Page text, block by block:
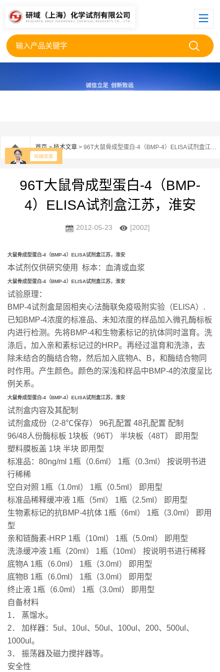
首页>技术文章 > 96T大鼠骨成型蛋白-4（BMP-4）ELISA试剂盒江苏，淮安
96T大鼠骨成型蛋白-4（BMP-
4）ELISA试剂盒江苏，淮安
2012-05-23 [2002]
大鼠骨成型蛋白-4（BMP-4）ELISA试剂盒江苏，淮安
本试剂仅供研究使用 标本：血清或血浆
大鼠骨成型蛋白-4（BMP-4）ELISA试剂盒江苏，淮安
试验原理：
BMP-4试剂盒是固相夹心法酶联免疫吸附实验（ELISA）.
已知BMP-4浓度的标准品、未知浓度的样品加入微孔酶标板
内进行检测。先将BMP-4和生物素标记的抗体同时温育。洗
涤后，加入亲和素标记过的HRP。再经过温育和洗涤，去
除未结合的酶结合物，然后加入底物A、B，和酶结合物同
时作用。产生颜色。颜色的深浅和样品中BMP-4的浓度呈比
例关系。
大鼠骨成型蛋白-4（BMP-4）ELISA试剂盒江苏，淮安
试剂盒内容及其配制
试剂盒成份（2-8℃保存） 96孔配置 48孔配置 配制
96/48人份酶标板 1块板（96T） 半块板（48T） 即用型
塑料膜板盖 1块 半块 即用型
标准品：80ng/ml 1瓶（0.6ml） 1瓶（0.3ml） 按说明书进
行稀稀
空白对照 1瓶（1.0ml） 1瓶（0.5ml） 即用型
标准品稀释缓冲液 1瓶（5ml） 1瓶（2.5ml） 即用型
生物素标记的抗BMP-4抗体 1瓶（6ml） 1瓶（3.0ml） 即用
型
亲和链酶素-HRP 1瓶（10ml） 1瓶（5.0ml） 即用型
洗涤缓冲液 1瓶（20ml） 1瓶（10ml） 按说明书进行稀释
底物A 1瓶（6.0ml） 1瓶（3.0ml） 即用型
底物B 1瓶（6.0ml） 1瓶（3.0ml） 即用型
终止液 1瓶（6.0ml） 1瓶（3.0ml） 即用型
自备材料
1． 蒸馏水。
2． 加样器：5ul、10ul、50ul、100ul、200、500ul、
1000ul。
3． 振荡器及磁力搅拌器等。
安全性